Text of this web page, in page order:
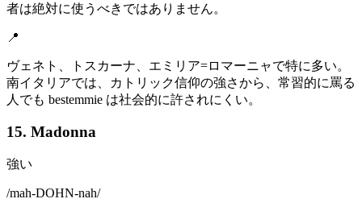
者は絶対に使うべきではありません。
📍
ヴェネト、トスカーナ、エミリア=ロマーニャで特に多い。
南イタリアでは、カトリック信仰の強さから、常習的に罵る
人でも bestemmie は社会的に許されにくい。
15. Madonna
強い
/mah-DOHN-nah/